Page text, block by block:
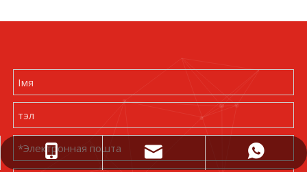
+86- 15089890309
wejing@wejingmachine.com
+86 15089890309